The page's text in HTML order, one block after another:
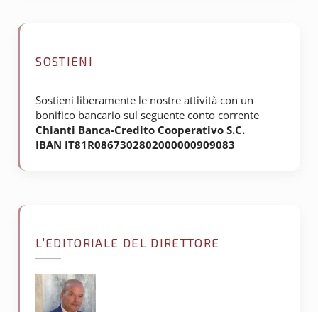
SOSTIENI
Sostieni liberamente le nostre attività con un
bonifico bancario sul seguente conto corrente
Chianti Banca-Credito Cooperativo S.C.
IBAN IT81R0867302802000000909083
L’EDITORIALE DEL DIRETTORE